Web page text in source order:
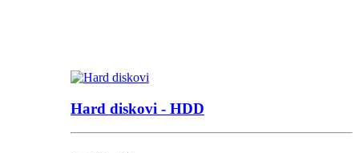
Hard diskovi - HDD